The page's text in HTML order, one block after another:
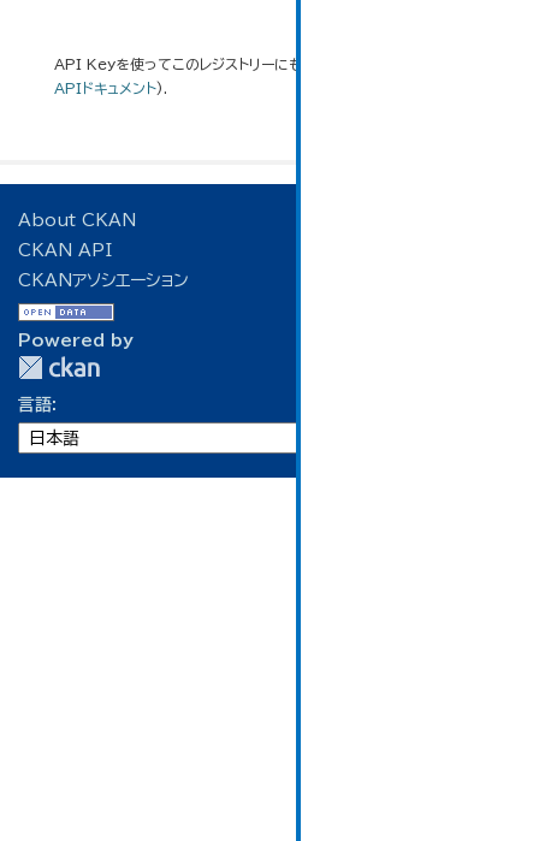
API Keyを使ってこのレジストリーにもアクセス可能です
APIドキュメント).
About CKAN
CKAN API
CKANアソシエーション
Powered by
言語